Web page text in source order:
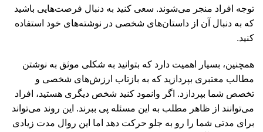
توجه افراد منجر می‌شوند. سعی کنید به دنبال فرصت‌هایی باشید
که به دنبال آن از داستان‌های شخصی در نوشته‌های خود استفاده
کنید.
همچنین، بسیار اهمیت دارد که بتوانید به شکلی موثق به نوشتن
مطالب معتبری بپردازید که به بازتاب ارزش‌های شخصی و
تخصص شما بپردازد. اگر وانمود کنید شخص دیگری هستید، افراد
می‌توانند از ظاهر مطلب به این مسئله پی ببرند. این روند می‌تواند
برای مدتی شما را رو به جلو حرکت دهد اما این روال مدت زیادی